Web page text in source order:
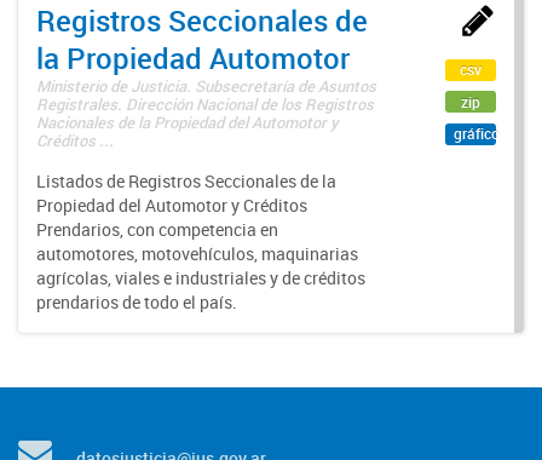
Registros Seccionales de
la Propiedad Automotor
Ministerio de Justicia. Subsecretaría de Asuntos
Registrales. Dirección Nacional de los Registros
Nacionales de la Propiedad del Automotor y
Créditos ...
Listados de Registros Seccionales de la
Propiedad del Automotor y Créditos
Prendarios, con competencia en
automotores, motovehículos, maquinarias
agrícolas, viales e industriales y de créditos
prendarios de todo el país.
csv
zip
gráfico